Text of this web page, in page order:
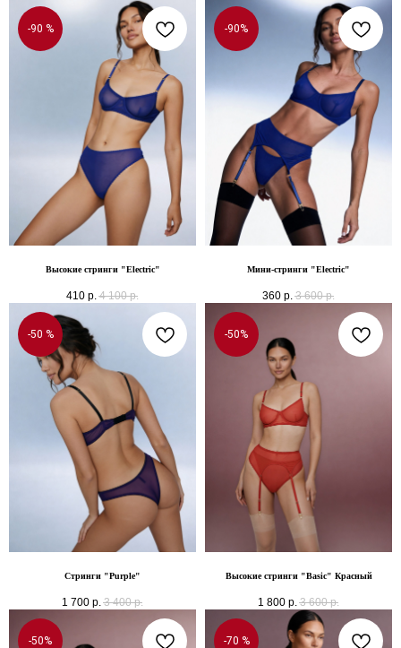
-90 %
Высокие стринги "Electric"
410 р. 4 100 р.
-90%
Мини-стринги "Electric"
360 р. 3 600 р.
-50 %
Стринги "Purple"
1 700 р. 3 400 р.
-50%
Высокие стринги "Basic" Красный
1 800 р. 3 600 р.
-50% -70 %